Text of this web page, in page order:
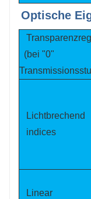
Optische
(bei "0"
Lichtbrechend
indices
Linear